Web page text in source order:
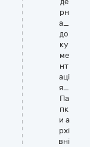
рн
а_
до
ку
ме
нт
аці
я_
Па
пк
и а
рхі
вні